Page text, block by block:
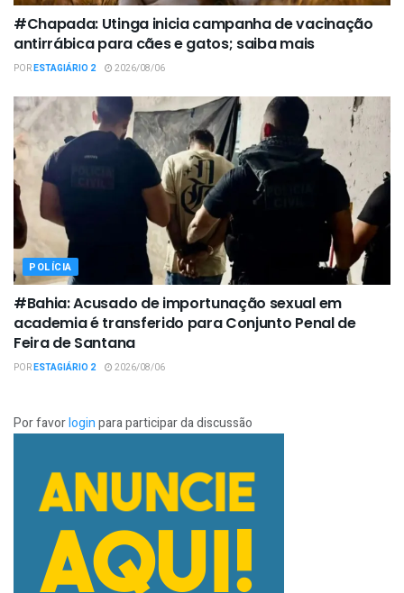
#Chapada: Utinga inicia campanha de vacinação
antirrábica para cães e gatos; saiba mais
PORESTAGIÁRIO 2 2026/08/06
POLÍCIA
#Bahia: Acusado de importunação sexual em
academia é transferido para Conjunto Penal de
Feira de Santana
PORESTAGIÁRIO 2 2026/08/06
Por favorloginpara participar da discussão